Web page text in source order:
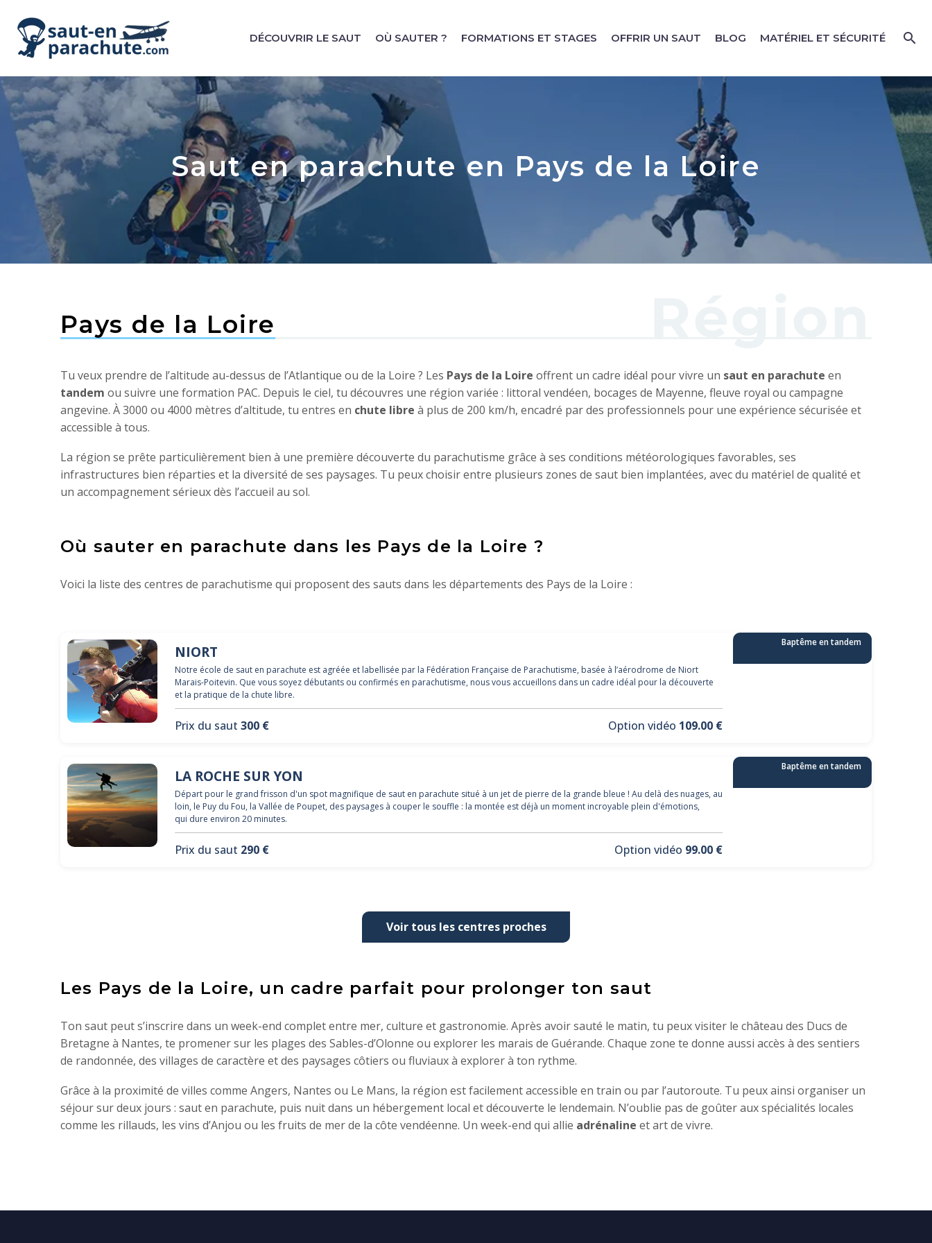
DÉCOUVRIR LE SAUT OÙ SAUTER ? FORMATIONS ET STAGES OFFRIR UN SAUT BLOG MATÉRIEL ET SÉCURITÉ
Saut en parachute en Pays de la Loire
Pays de la Loire
Tu veux prendre de l’altitude au-dessus de l’Atlantique ou de la Loire ? Les Pays de la Loire offrent un cadre idéal pour vivre un saut en parachute en
tandem ou suivre une formation PAC. Depuis le ciel, tu découvres une région variée : littoral vendéen, bocages de Mayenne, fleuve royal ou campagne
angevine. À 3000 ou 4000 mètres d’altitude, tu entres en chute libre à plus de 200 km/h, encadré par des professionnels pour une expérience sécurisée et
accessible à tous.
La région se prête particulièrement bien à une première découverte du parachutisme grâce à ses conditions météorologiques favorables, ses
infrastructures bien réparties et la diversité de ses paysages. Tu peux choisir entre plusieurs zones de saut bien implantées, avec du matériel de qualité et
un accompagnement sérieux dès l’accueil au sol.
Où sauter en parachute dans les Pays de la Loire ?
Voici la liste des centres de parachutisme qui proposent des sauts dans les départements des Pays de la Loire :
Baptême en tandem
NIORT
Notre école de saut en parachute est agréée et labellisée par la Fédération Française de Parachutisme, basée à l’aérodrome de Niort
Marais-Poitevin. Que vous soyez débutants ou confirmés en parachutisme, nous vous accueillons dans un cadre idéal pour la découverte
et la pratique de la chute libre.
Prix du saut 300 € Option vidéo 109.00 €
Réserver
Baptême en tandem
LA ROCHE SUR YON
Départ pour le grand frisson d'un spot magnifique de saut en parachute situé à un jet de pierre de la grande bleue ! Au delà des nuages, au
loin, le Puy du Fou, la Vallée de Poupet, des paysages à couper le souffle : la montée est déjà un moment incroyable plein d'émotions,
qui dure environ 20 minutes.
Prix du saut 290 € Option vidéo 99.00 €
Réserver
Voir tous les centres proches
Les Pays de la Loire, un cadre parfait pour prolonger ton saut
Ton saut peut s’inscrire dans un week-end complet entre mer, culture et gastronomie. Après avoir sauté le matin, tu peux visiter le château des Ducs de
Bretagne à Nantes, te promener sur les plages des Sables-d’Olonne ou explorer les marais de Guérande. Chaque zone te donne aussi accès à des sentiers
de randonnée, des villages de caractère et des paysages côtiers ou fluviaux à explorer à ton rythme.
Grâce à la proximité de villes comme Angers, Nantes ou Le Mans, la région est facilement accessible en train ou par l’autoroute. Tu peux ainsi organiser un
séjour sur deux jours : saut en parachute, puis nuit dans un hébergement local et découverte le lendemain. N’oublie pas de goûter aux spécialités locales
comme les rillauds, les vins d’Anjou ou les fruits de mer de la côte vendéenne. Un week-end qui allie adrénaline et art de vivre.